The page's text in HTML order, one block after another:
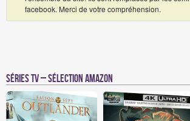
facebook. Merci de votre compréhension.
Séries TV – Sélection Amazon